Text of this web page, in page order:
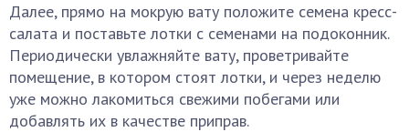
Далее, прямо на мокрую вату положите семена кресс-
салата и поставьте лотки с семенами на подоконник.
Периодически увлажняйте вату, проветривайте
помещение, в котором стоят лотки, и через неделю
уже можно лакомиться свежими побегами или
добавлять их в качестве приправ.